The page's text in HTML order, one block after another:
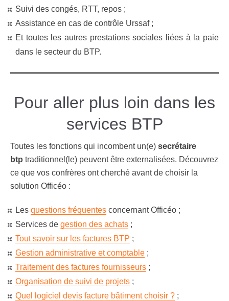
Suivi des congés, RTT, repos ;
Assistance en cas de contrôle Urssaf ;
Et toutes les autres prestations sociales liées à la paie
dans le secteur du BTP.
Pour aller plus loin dans les
services BTP
Toutes les fonctions qui incombent un(e) secrétaire
btp traditionnel(le) peuvent être externalisées. Découvrez
ce que vos confrères ont cherché avant de choisir la
solution Officéo :
Les questions fréquentes concernant Officéo ;
Services de gestion des achats ;
Tout savoir sur les factures BTP ;
Gestion administrative et comptable ;
Traitement des factures fournisseurs ;
Organisation de suivi de projets ;
Quel logiciel devis facture bâtiment choisir ? ;